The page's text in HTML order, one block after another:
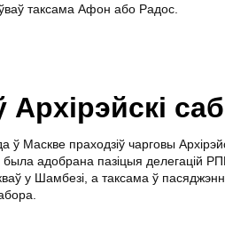
таксама Афон або Радос.
ў Маскве праходзіў чарговы
была адобрана пазіцыя делегацій
у Шамбезі, а таксама ў